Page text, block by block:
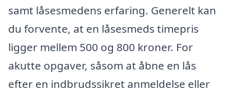
samt låsesmedens erfaring. Generelt kan
du forvente, at en låsesmeds timepris
ligger mellem 500 og 800 kroner. For
akutte opgaver, såsom at åbne en lås
efter en indbrudssikret anmeldelse eller